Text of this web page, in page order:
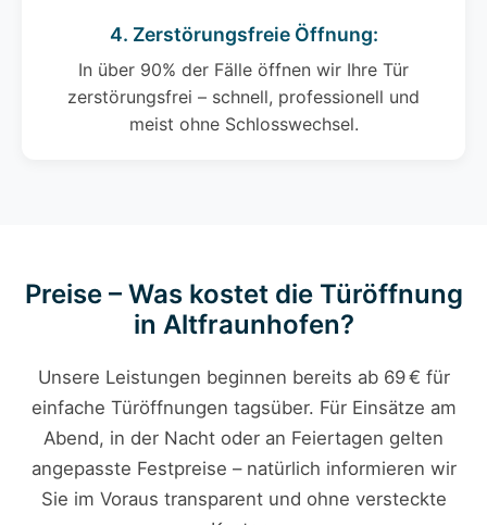
4. Zerstörungsfreie Öffnung:
In über 90% der Fälle öffnen wir Ihre Tür
zerstörungsfrei – schnell, professionell und
meist ohne Schlosswechsel.
Preise – Was kostet die Türöffnung
in Altfraunhofen?
Unsere Leistungen beginnen bereits ab 69 € für
einfache Türöffnungen tagsüber. Für Einsätze am
Abend, in der Nacht oder an Feiertagen gelten
angepasste Festpreise – natürlich informieren wir
Sie im Voraus transparent und ohne versteckte